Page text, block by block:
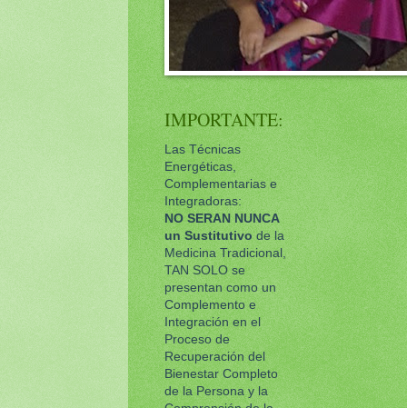
IMPORTANTE:
Las Técnicas
Energéticas,
Complementarias e
Integradoras:
NO SERAN NUNCA
unSustitutivode la
Medicina Tradicional,
TAN SOLO se
presentan como un
Complemento e
Integración en el
Proceso de
Recuperación del
Bienestar Completo
de la Persona y la